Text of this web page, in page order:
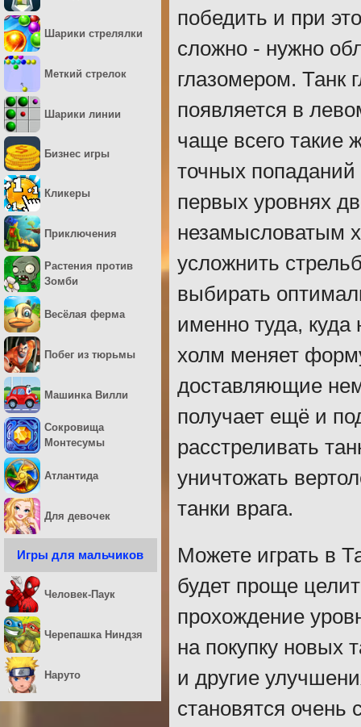
победить и при
сложно - нужно
глазомером. Танк
появляется в
чаще всего такие
точных попаданий
первых уровнях
незамысловатым
усложнить
выбирать
именно туда,
холм меняет
доставляющие
получает ещё и
расстреливать
уничтожать
танки врага.
Можете играть в
будет проще
прохождение
на покупку новых
и другие
становятся очень
Шарики стрелялки
Меткий стрелок
Шарики линии
Бизнес игры
Кликеры
Приключения
Растения против
Зомби
Весёлая ферма
Побег из тюрьмы
Машинка Вилли
Сокровища
Монтесумы
Атлантида
Для девочек
Игры для мальчиков
Человек-Паук
Черепашка Ниндзя
Наруто